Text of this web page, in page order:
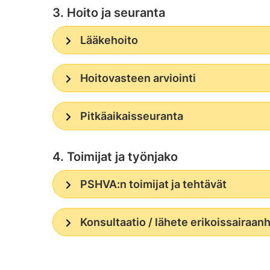
3. Hoito ja seuranta
Lääkehoito
Hoitovasteen arviointi
Pitkäaikaisseuranta
4. Toimijat ja työnjako
PSHVA:n toimijat ja tehtävät
Konsultaatio / lähete